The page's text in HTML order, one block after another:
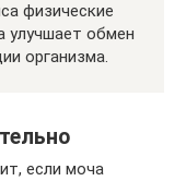
физические
улучшает обмен
организма.
если моча